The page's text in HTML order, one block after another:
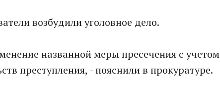
возбудили уголовное дело.
названной меры пресечения с учетом
преступления, - пояснили в прокуратуре.